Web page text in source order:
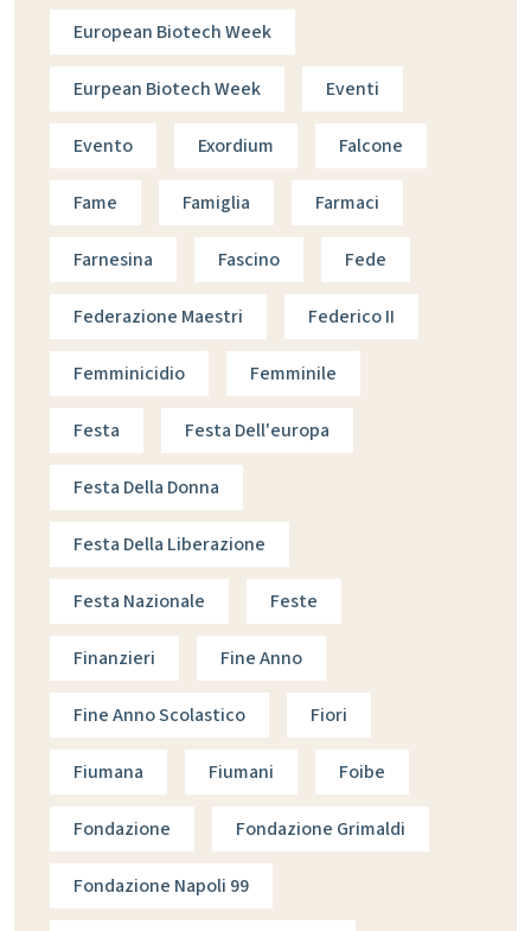
European Biotech Week
Eurpean Biotech Week Eventi
Evento Exordium Falcone
Fame Famiglia Farmaci
Farnesina Fascino Fede
Federazione Maestri Federico II
Femminicidio Femminile
Festa Festa Dell'europa
Festa Della Donna
Festa Della Liberazione
Festa Nazionale Feste
Finanzieri Fine Anno
Fine Anno Scolastico Fiori
Fiumana Fiumani Foibe
Fondazione Fondazione Grimaldi
Fondazione Napoli 99